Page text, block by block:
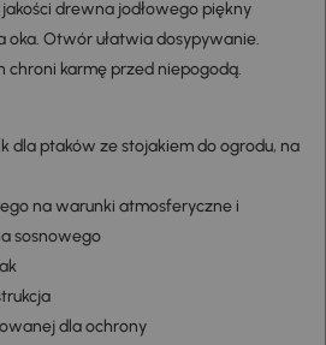
drewna jodłowego piękny
oka. Otwór ułatwia dosypywanie.
chroni karmę przed niepogodą.
dla ptaków ze stojakiem do ogrodu, na
na warunki atmosferyczne i
sosnowego
dla ochrony